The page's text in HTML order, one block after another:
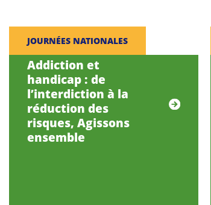
JOURNÉES NATIONALES
Addiction et
handicap : de
l’interdiction à la
réduction des
risques, Agissons
ensemble